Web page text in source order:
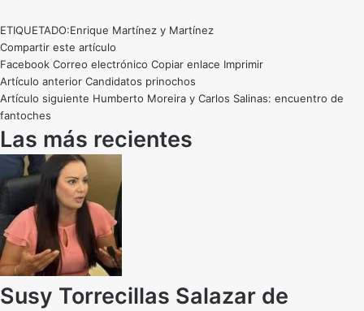
ETIQUETADO:Enrique Martínez y Martínez
Compartir este artículo
Facebook Correo electrónico Copiar enlace Imprimir
Artículo anterior Candidatos prinochos
Artículo siguiente Humberto Moreira y Carlos Salinas: encuentro de
fantoches
Las más recientes
Susy Torrecillas Salazar de